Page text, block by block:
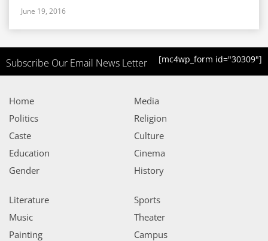
June 19, 2016
Subscribe Our Email News Letter [mc4wp_form id="30309"]
Home
Politics
Caste
Education
Gender
Media
Religion
Culture
Cinema
History
Literature
Music
Painting
Sports
Theater
Campus